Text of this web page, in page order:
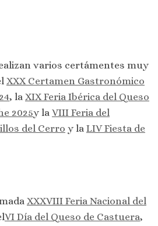
varios certámentes muy
XXX Certamen Gastronómico
, la XIX Feria Ibérica del Queso
2025y la VIII Feria del
del Cerro y la LIV Fiesta de
XXXVIII Feria Nacional del
VI Día del Queso de Castuera,